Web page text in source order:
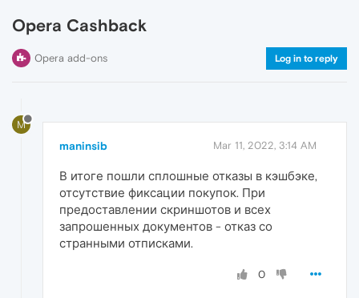
Opera Cashback
Opera add-ons Log in to reply
M
maninsib Mar 11, 2022, 3:14 AM
В итоге пошли сплошные отказы в кэшбэке,
отсутствие фиксации покупок. При
предоставлении скриншотов и всех
запрошенных документов - отказ со
странными отписками.
0